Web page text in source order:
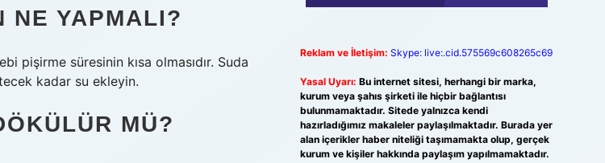
NE YAPMALI?
pişirme süresinin kısa olmasıdır. Suda
kadar su ekleyin.
MÜ?
Reklam ve İletişim: Skype: live:.cid.575569c608265c69
Yasal Uyarı: Bu internet sitesi, herhangi bir marka,
kurum veya şahıs şirketi ile hiçbir bağlantısı
bulunmamaktadır. Sitede yalnızca kendi
hazırladığımız makaleler paylaşılmaktadır. Burada yer
alan içerikler haber niteliği taşımamakta olup, gerçek
kurum ve kişiler hakkında paylaşım yapılmamaktadır.